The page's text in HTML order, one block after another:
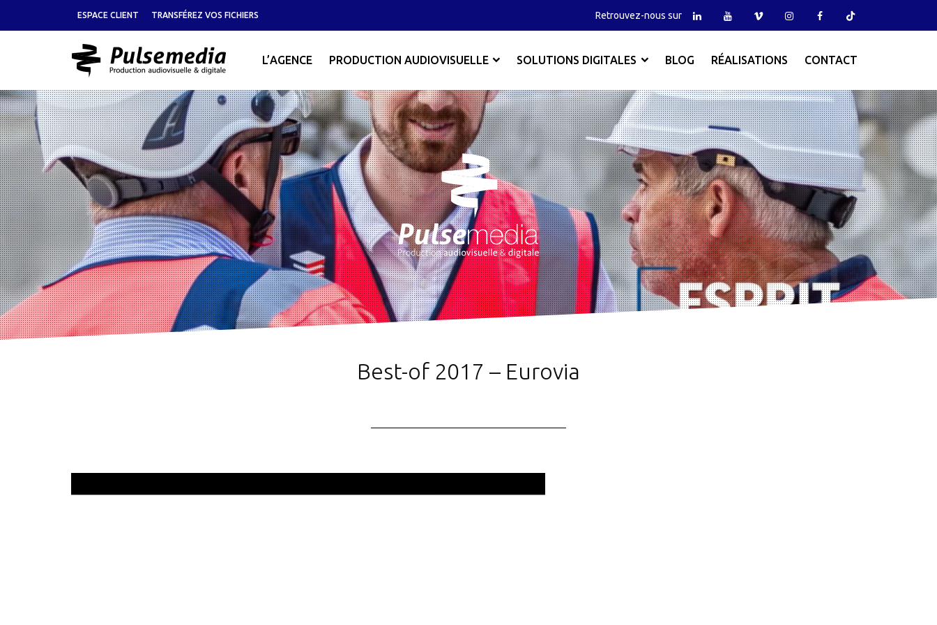
ESPACE CLIENT TRANSFÉREZ VOS FICHIERS Retrouvez-nous sur
L’AGENCE PRODUCTION AUDIOVISUELLE SOLUTIONS DIGITALES BLOG RÉALISATIONS CONTACT
Best-of 2017 – Eurovia
vidéo